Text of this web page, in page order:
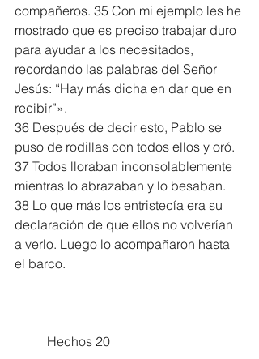
compañeros. 35 Con mi ejemplo les he
mostrado que es preciso trabajar duro
para ayudar a los necesitados,
recordando las palabras del Señor
Jesús: “Hay más dicha en dar que en
recibir”».
36 Después de decir esto, Pablo se
puso de rodillas con todos ellos y oró.
37 Todos lloraban inconsolablemente
mientras lo abrazaban y lo besaban.
38 Lo que más los entristecía era su
declaración de que ellos no volverían
a verlo. Luego lo acompañaron hasta
el barco.
	Hechos 20